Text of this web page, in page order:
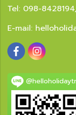
Tel: 098-
E-mail: